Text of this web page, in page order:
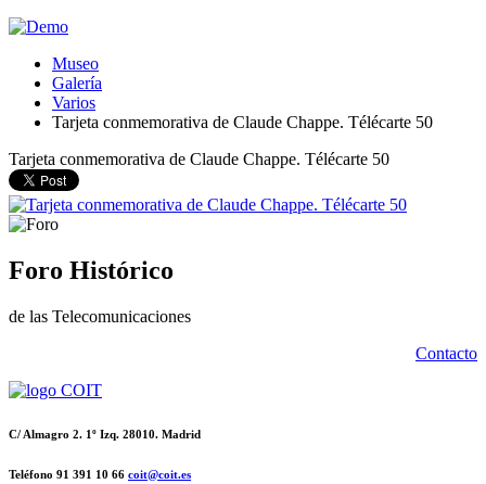
Museo
Galería
Varios
Tarjeta conmemorativa de Claude Chappe. Télécarte 50
Tarjeta conmemorativa de Claude Chappe. Télécarte 50
Foro Histórico
de las Telecomunicaciones
Contacto
C/ Almagro 2. 1º Izq. 28010. Madrid
Teléfono 91 391 10 66 coit@coit.es